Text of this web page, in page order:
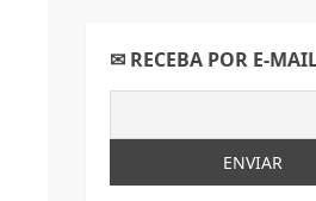
✉ RECEBA POR E-